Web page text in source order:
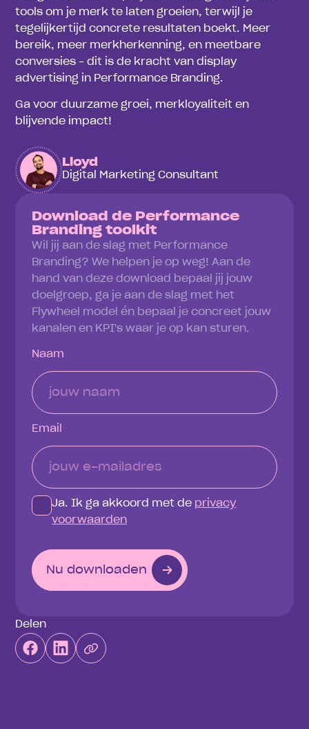
tools om je merk te laten groeien, terwijl je
tegelijkertijd concrete resultaten boekt. Meer
bereik, meer merkherkenning, en meetbare
conversies – dit is de kracht van display
advertising in Performance Branding.
Ga voor duurzame groei, merkloyaliteit en
blijvende impact!
Lloyd
Digital Marketing Consultant
Download de Performance
Branding toolkit
Wil jij aan de slag met Performance
Branding? We helpen je op weg! Aan de
hand van deze download bepaal jij jouw
doelgroep, ga je aan de slag met het
Flywheel model én bepaal je concreet jouw
kanalen en KPI's waar je op kan sturen.
Naam
Email
Ja. Ik ga akkoord met de privacy
voorwaarden
Nu downloaden
Delen